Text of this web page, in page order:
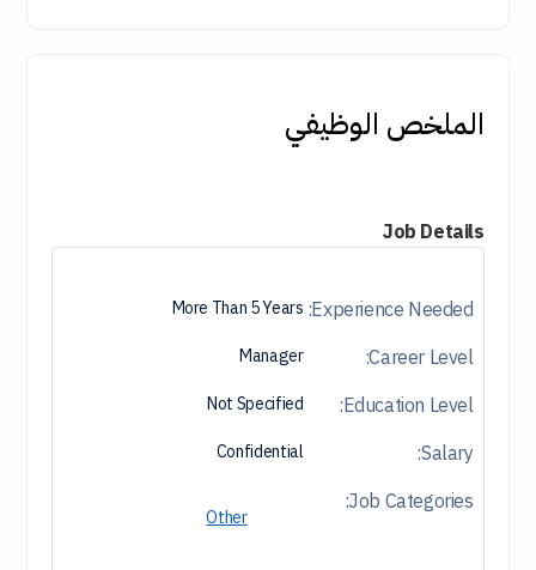
الملخص الوظيفي
Job Details
Experience Needed:
More Than 5 Years
Career Level:
Manager
Education Level:
Not Specified
Salary:
Confidential
Job Categories:
Other